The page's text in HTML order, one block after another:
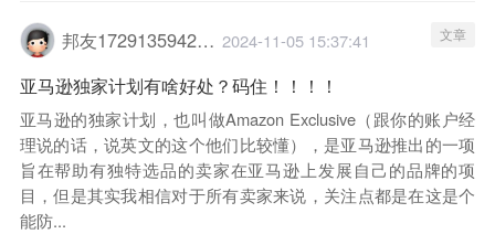
邦友1729135942029 2024-11-05 15:37:41 文章
亚马逊独家计划有啥好处？码住！！！！
亚马逊的独家计划，也叫做Amazon Exclusive（跟你的账户经
理说的话，说英文的这个他们比较懂），是亚马逊推出的一项
旨在帮助有独特选品的卖家在亚马逊上发展自己的品牌的项
目，但是其实我相信对于所有卖家来说，关注点都是在这是个
能防...